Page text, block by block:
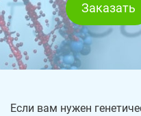
Заказать
Если вам нужен